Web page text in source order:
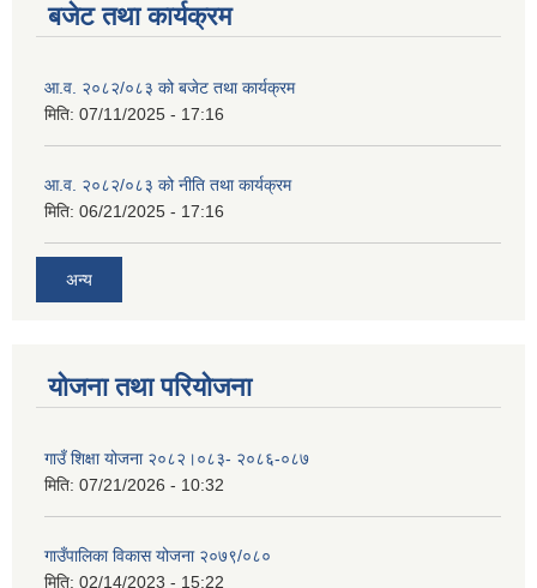
बजेट तथा कार्यक्रम
आ.व. २०८२/०८३ को बजेट तथा कार्यक्रम
मिति: 07/11/2025 - 17:16
आ.व. २०८२/०८३ को नीति तथा कार्यक्रम
मिति: 06/21/2025 - 17:16
अन्य
योजना तथा परियोजना
गाउँ शिक्षा योजना २०८२।०८३- २०८६-०८७
मिति: 07/21/2026 - 10:32
गाउँपालिका विकास योजना २०७९/०८०
मिति: 02/14/2023 - 15:22